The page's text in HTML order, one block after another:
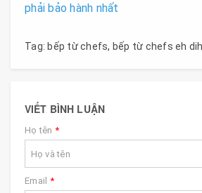
phải bảo hành nhất
Tag: bếp từ chefs, bếp từ chefs eh
VIẾT BÌNH LUẬN
Họ tên *
Email *